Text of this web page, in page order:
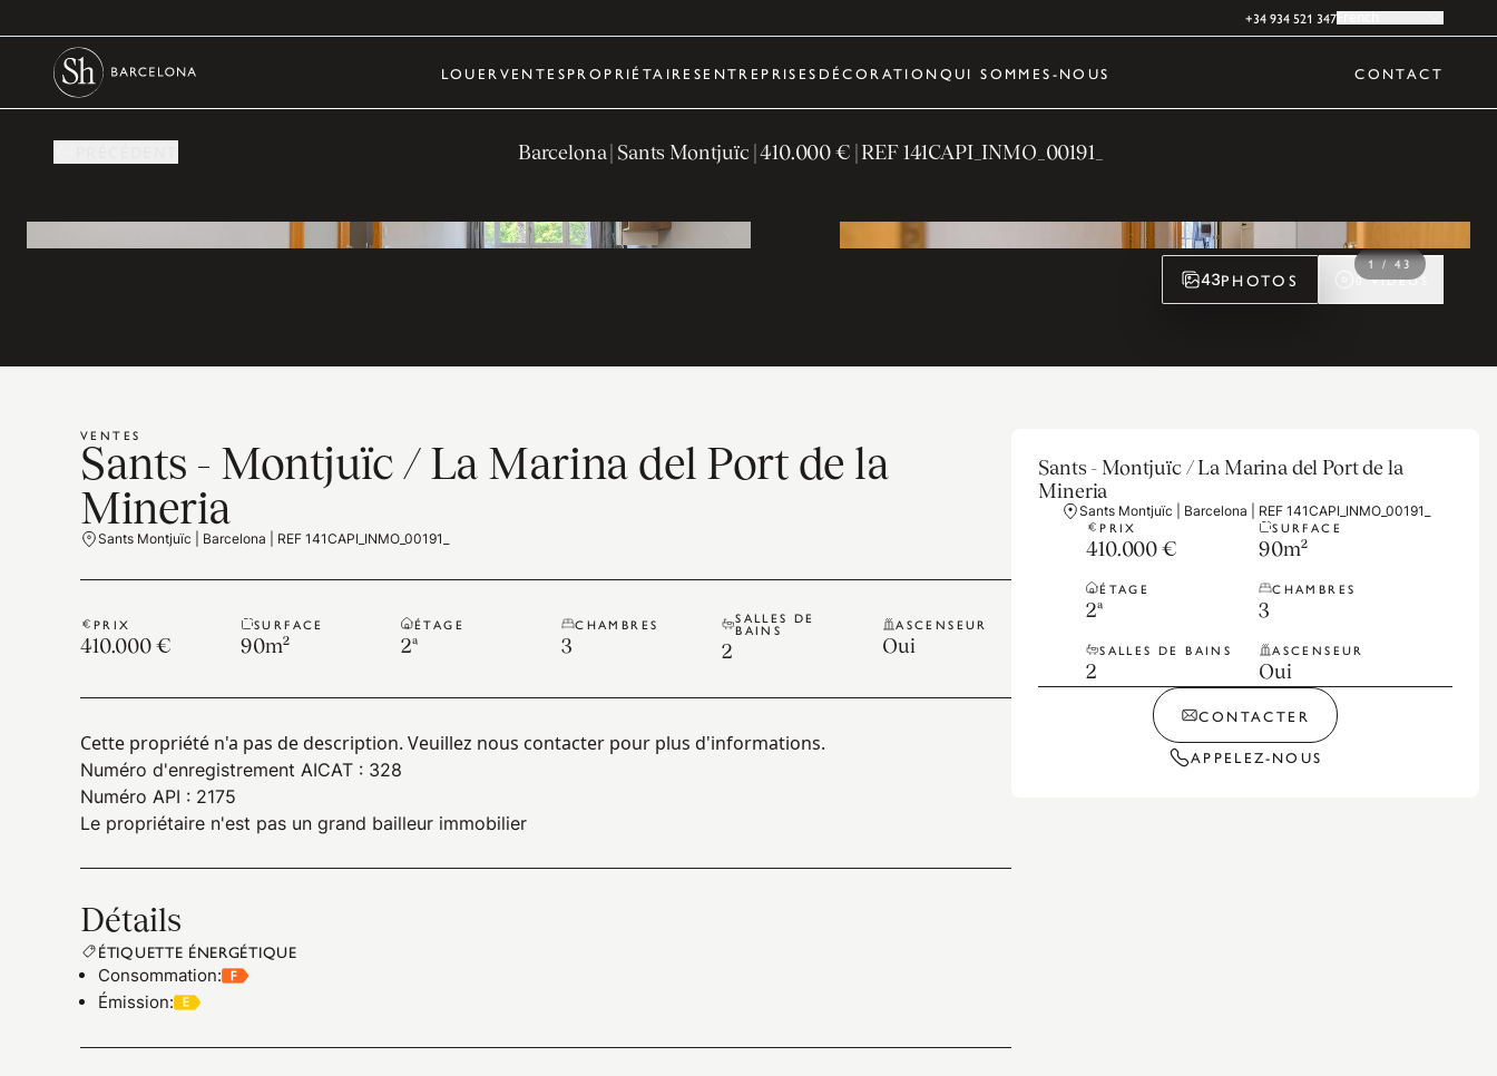
+34 934 521 347French
LOUER VENTESPROPRIÉTAIRESENTREPRISES DÉCORATIONQUI SOMMES-NOUS CONTACT
Barcelona | Sants Montjuïc|410.000 € | REF141CAPI_INMO_00191_
1/43
43PHOTOS 0 VIDÉOS
VENTES
Sants - Montjuïc / La Marina del Port de la
Mineria
Sants Montjuïc | Barcelona | REF 141CAPI_INMO_00191_
PRIX
410.000 €
SURFACE
90m²
ÉTAGE
2ª
CHAMBRES
3
SALLES DE
BAINS
2
ASCENSEUR
Oui
Cette propriété n'a pas de description. Veuillez nous contacter pour plus d'informations.
Numéro d'enregistrement AICAT : 328
Numéro API : 2175
Le propriétaire n'est pas un grand bailleur immobilier
Détails
ÉTIQUETTE ÉNERGÉTIQUE
Consommation:
Émission:
Sants - Montjuïc / La Marina del Port de la
Mineria
Sants Montjuïc | Barcelona | REF 141CAPI_INMO_00191_
PRIX
410.000 €
SURFACE
90m²
ÉTAGE
2ª
CHAMBRES
3
SALLES DE BAINS
2
ASCENSEUR
Oui
CONTACTER
APPELEZ-NOUS